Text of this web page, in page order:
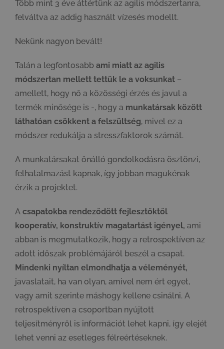
Több mint 3 éve áttértünk az agilis módszertanra,
felváltva az addig használt vízesés modellt.
Nekünk nagyon bevált!
Talán a legfontosabb ami miatt az agilis
módszertan mellett tettük le a voksunkat –
amellett, hogy nő a közösségi érzés és javul a
termék minősége is -, hogy a munkatársak között
láthatóan csökkent a felszültség, mivel ez a
módszer redukálja a stresszfaktorok számát.
A munkatársakat önálló gondolkodásra ösztönzi,
felhatalmazást kapnak, így jobban magukénak
érzik a projektet.
A csapatokba rendeződött fejlesztőktől
kooperatív, konstruktív magatartást igényel, ami
abban is megmutatkozik, hogy a retrospektíven az
adott időszak problémájáról beszél a csapat.
Mindenki nyíltan elmondhatja a véleményét,
javaslatait, ha van olyan, amivel nem ért egyet,
vagy amit szerinte máshogy kellene csinálni. A
retrospektíven a csoportban nyújtott
teljesítményről is információt lehet kapni, így elejét
lehet venni az esetleges félreértéseknek.